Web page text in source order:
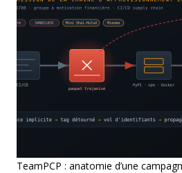
TeamPCP : anatomie d’une